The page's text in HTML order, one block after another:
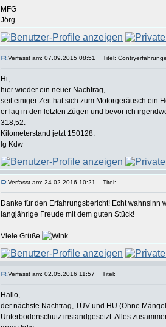
MFG
Jörg
Verfasst am: 07.09.2015 08:51 Titel:
Hi,
hier wieder ein neuer Nachtrag,
seit einiger Zeit hat sich zum Motorgeräusch ein
er lag in den letzten Zügen und bevor ich
318,52.
Kilometerstand jetzt 150128.
lg Kdw
Verfasst am: 24.02.2016 10:21 Titel:
Danke für den Erfahrungsbericht! Echt
langjährige Freude mit dem guten Stück!
Viele Grüße
Verfasst am: 02.05.2016 11:57 Titel:
Hallo,
der nächste Nachtrag, TÜV und HU (Ohne
Unterbodenschutz instandgesetzt. Alles